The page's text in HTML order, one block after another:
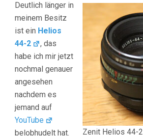
Zenit Helios 44-2
Deutlich länger in
meinem Besitz
ist ein Helios
44-2
, das
habe ich mir jetzt
nochmal genauer
angesehen
nachdem es
jemand auf
YouTube
belobhudelt hat.